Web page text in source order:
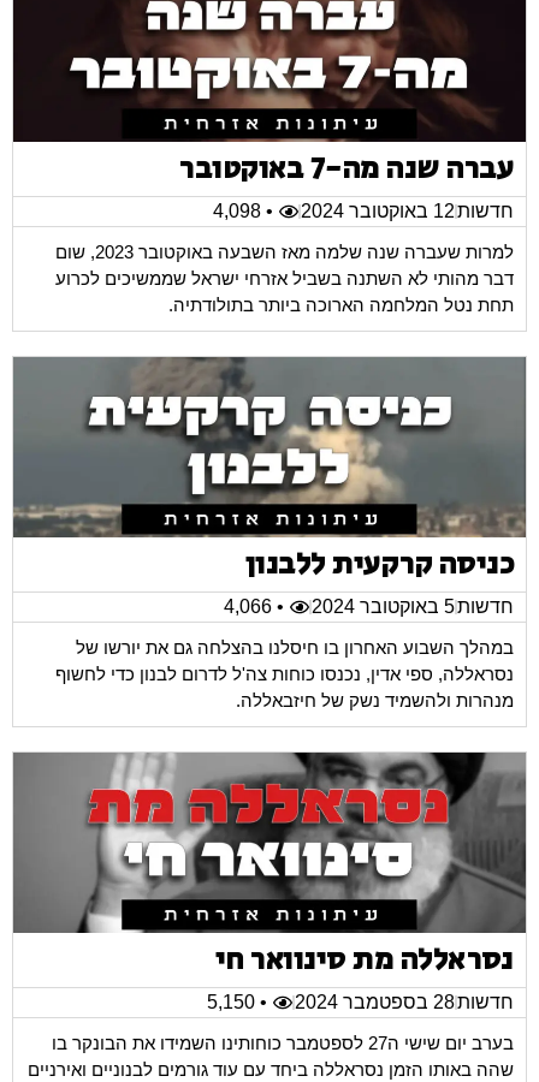
עברה שנה מה-7 באוקטובר
חדשות12 באוקטובר 2024
• 4,098
למרות שעברה שנה שלמה מאז השבעה באוקטובר 2023, שום
דבר מהותי לא השתנה בשביל אזרחי ישראל שממשיכים לכרוע
תחת נטל המלחמה הארוכה ביותר בתולודתיה.
כניסה קרקעית ללבנון
חדשות5 באוקטובר 2024
• 4,066
במהלך השבוע האחרון בו חיסלנו בהצלחה גם את יורשו של
נסראללה, ספי אדין, נכנסו כוחות צה'ל לדרום לבנון כדי לחשוף
מנהרות ולהשמיד נשק של חיזבאללה.
נסראללה מת סינוואר חי
חדשות28 בספטמבר 2024
• 5,150
בערב יום שישי ה27 לספטמבר כוחותינו השמידו את הבונקר בו
שהה באותו הזמן נסראללה ביחד עם עוד גורמים לבנוניים ואירניים